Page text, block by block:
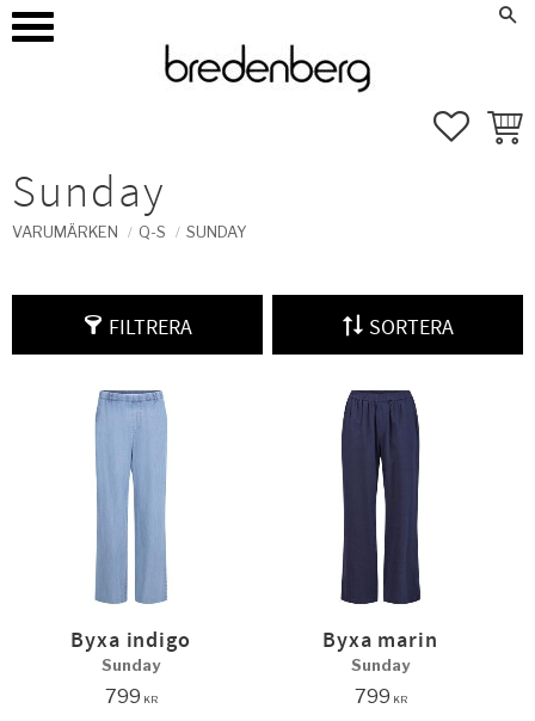
Sunday
VARUMÄRKEN Q-S SUNDAY
FILTRERA SORTERA
Byxa indigo
Sunday
799 KR
Byxa marin
Sunday
799 KR